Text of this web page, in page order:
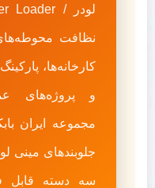
نظافت
کارخانه‌ها،
و پروژه‌های
مجموعه ایران
جلوبندهای مینی
سه دسته قابل